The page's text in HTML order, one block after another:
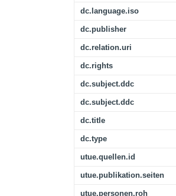
dc.language.iso
dc.publisher
dc.relation.uri
dc.rights
dc.subject.ddc
dc.subject.ddc
dc.title
dc.type
utue.quellen.id
utue.publikation.seiten
utue.personen.roh